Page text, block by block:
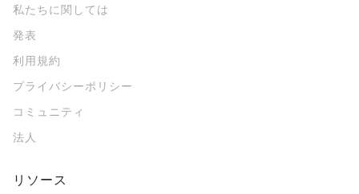
私たちに関しては
発表
利用規約
プライバシーポリシー
コミュニティ
法人
リソース